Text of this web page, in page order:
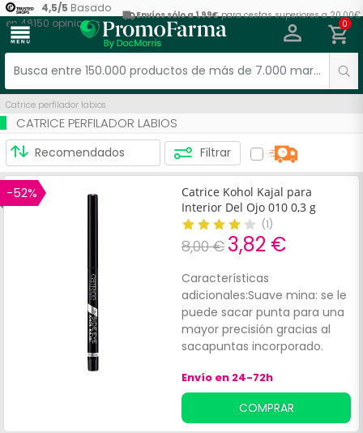
4,5/5 Basado
en48150 opiniones
Envíos sólo a 1,99€para cestas superiores a 20,00€
menu 0
Catrice perfilador labios
CATRICE PERFILADOR LABIOS
Filtrar
-52%
Catrice Kohol Kajal para
Interior Del Ojo 010 0,3 g
(1)
8,00 € 3,82 €
Características
adicionales:Suave mina: se le
puede sacar punta para una
mayor precisión gracias al
sacapuntas incorporado.
testada en animales. Color:
010, Black Is The New Black.
Envío en 24-72h
COMPRAR